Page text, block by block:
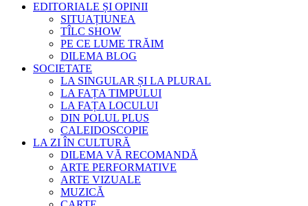
EDITORIALE ȘI OPINII
SITUAȚIUNEA
TÎLC SHOW
PE CE LUME TRĂIM
DILEMA BLOG
SOCIETATE
LA SINGULAR ȘI LA PLURAL
LA FAȚA TIMPULUI
LA FAȚA LOCULUI
DIN POLUL PLUS
CALEIDOSCOPIE
LA ZI ÎN CULTURĂ
DILEMA VĂ RECOMANDĂ
ARTE PERFORMATIVE
ARTE VIZUALE
MUZICĂ